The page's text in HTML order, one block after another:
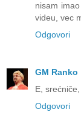
nisam
videu, vec
Odgovori
GM Ranko
E,
Odgovori